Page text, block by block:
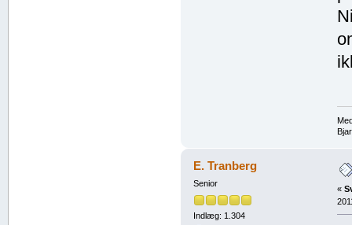
E. Tranberg
Senior
Indlæg: 1.304
«